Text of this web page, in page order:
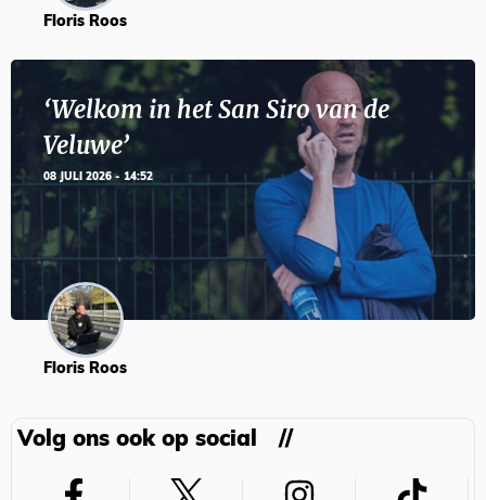
Floris Roos
‘Welkom in het San Siro van de
Veluwe’
08 JULI 2026 - 14:52
Floris Roos
Volg ons ook op social